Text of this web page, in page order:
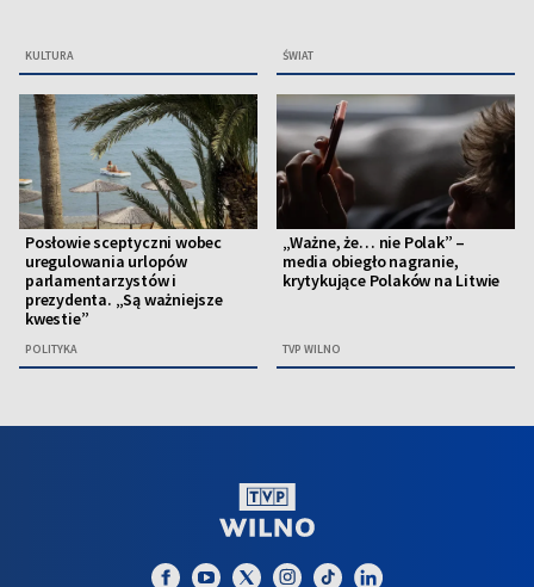
KULTURA ŚWIAT
Posłowie sceptyczni wobec
uregulowania urlopów
parlamentarzystów i
prezydenta. „Są ważniejsze
kwestie”
POLITYKA
„Ważne, że… nie Polak” –
media obiegło nagranie,
krytykujące Polaków na Litwie
TVP WILNO